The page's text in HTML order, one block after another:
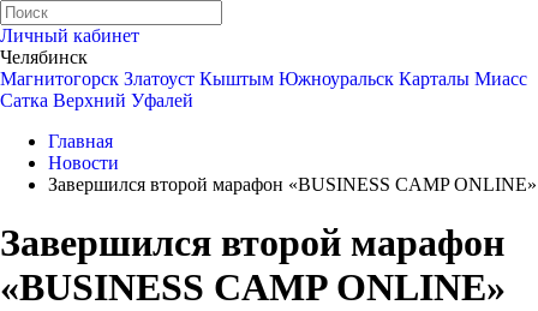
Личный кабинет
Челябинск
Магнитогорск Златоуст Кыштым Южноуральск Карталы Миасс
Сатка Верхний Уфалей
Главная
Новости
Завершился второй марафон «BUSINESS CAMP ONLINE»
Завершился второй марафон
«BUSINESS CAMP ONLINE»